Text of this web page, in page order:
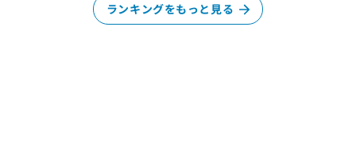
ランキングをもっと見る